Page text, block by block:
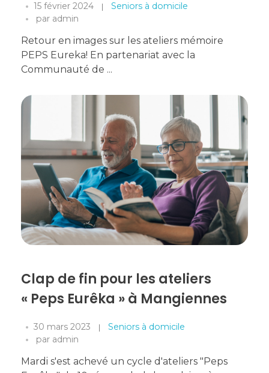
15 février 2024
Seniors à domicile
par admin
Retour en images sur les ateliers mémoire
PEPS Eureka! En partenariat avec la
Communauté de ...
Clap de fin pour les ateliers
« Peps Eurêka » à Mangiennes
30 mars 2023
Seniors à domicile
par admin
Mardi s'est achevé un cycle d'ateliers "Peps